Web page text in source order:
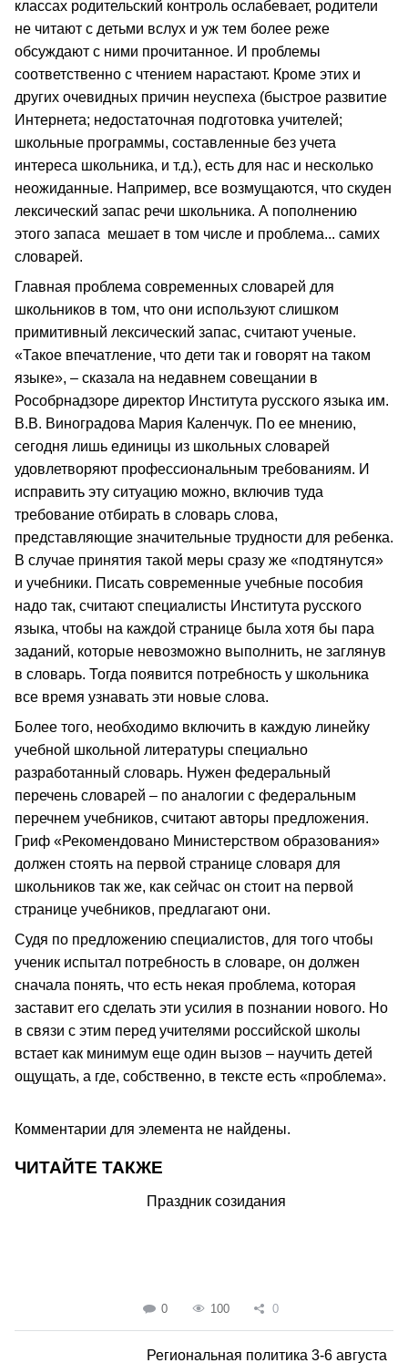
классах родительский контроль ослабевает, родители
не читают с детьми вслух и уж тем более реже
обсуждают с ними прочитанное. И проблемы
соответственно с чтением нарастают. Кроме этих и
других очевидных причин неуспеха (быстрое развитие
Интернета; недостаточная подготовка учителей;
школьные программы, составленные без учета
интереса школьника, и т.д.), есть для нас и несколько
неожиданные. Например, все возмущаются, что скуден
лексический запас речи школьника. А пополнению
этого запаса мешает в том числе и проблема... самих
словарей.
Главная проблема современных словарей для
школьников в том, что они используют слишком
примитивный лексический запас, считают ученые.
«Такое впечатление, что дети так и говорят на таком
языке», – сказала на недавнем совещании в
Рособрнадзоре директор Института русского языка им.
В.В. Виноградова Мария Каленчук. По ее мнению,
сегодня лишь единицы из школьных словарей
удовлетворяют профессиональным требованиям. И
исправить эту ситуацию можно, включив туда
требование отбирать в словарь слова,
представляющие значительные трудности для ребенка.
В случае принятия такой меры сразу же «подтянутся»
и учебники. Писать современные учебные пособия
надо так, считают специалисты Института русского
языка, чтобы на каждой странице была хотя бы пара
заданий, которые невозможно выполнить, не заглянув
в словарь. Тогда появится потребность у школьника
все время узнавать эти новые слова.
Более того, необходимо включить в каждую линейку
учебной школьной литературы специально
разработанный словарь. Нужен федеральный
перечень словарей – по аналогии с федеральным
перечнем учебников, считают авторы предложения.
Гриф «Рекомендовано Министерством образования»
должен стоять на первой странице словаря для
школьников так же, как сейчас он стоит на первой
странице учебников, предлагают они.
Судя по предложению специалистов, для того чтобы
ученик испытал потребность в словаре, он должен
сначала понять, что есть некая проблема, которая
заставит его сделать эти усилия в познании нового. Но
в связи с этим перед учителями российской школы
встает как минимум еще один вызов – научить детей
ощущать, а где, собственно, в тексте есть «проблема».
Комментарии для элемента не найдены.
ЧИТАЙТЕ ТАКЖЕ
Праздник созидания
0 100 0
Региональная политика 3-6 августа